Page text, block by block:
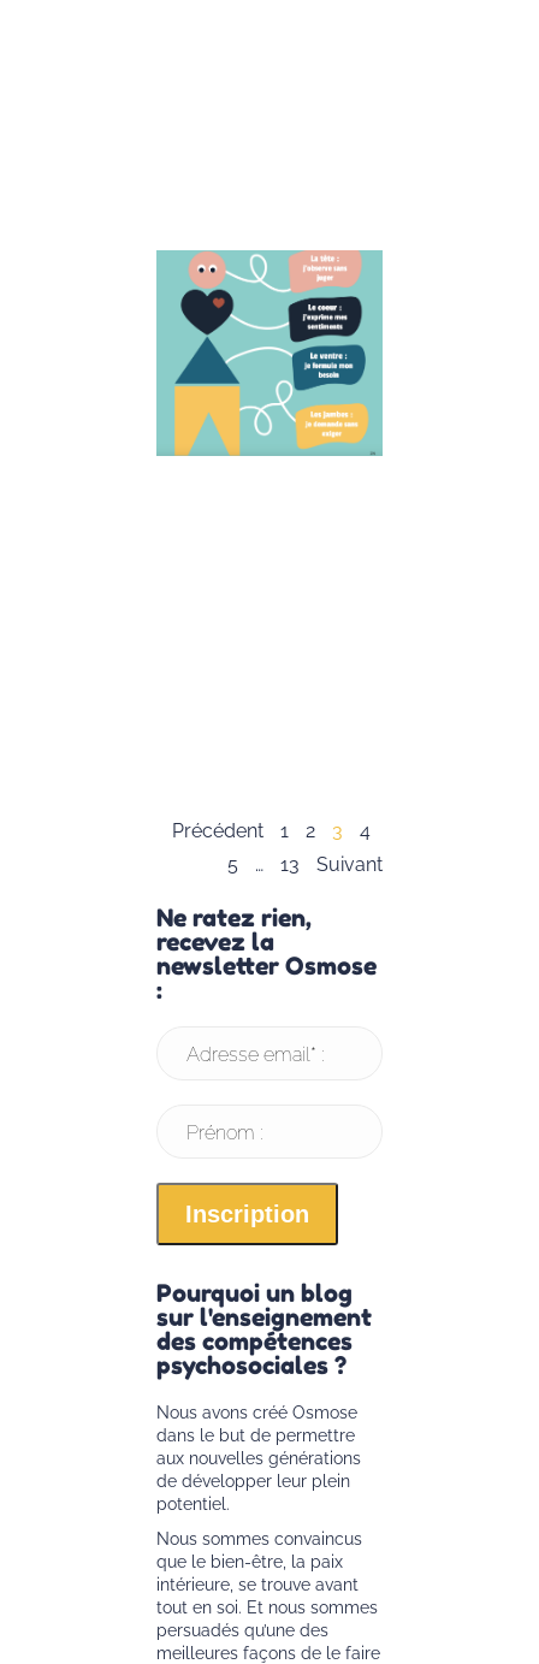
Précédent 1 2 3
4
5
… 13 Suivant
Ne ratez rien,
recevez la
newsletter Osmose
:
Adresse email* :
Prénom :
Pourquoi un blog
sur l'enseignement
des compétences
psychosociales ?
Nous avons créé Osmose
dans le but de permettre
aux nouvelles générations
de développer leur plein
potentiel.
Nous sommes convaincus
que le bien-être, la paix
intérieure, se trouve avant
tout en soi. Et nous sommes
persuadés qu’une des
meilleures façons de le faire